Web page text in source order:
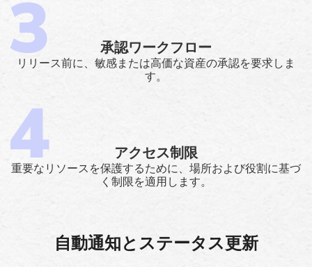
承認ワークフロー
リリース前に、敏感または高価な資産の承認を要求しま
す。
アクセス制限
重要なリソースを保護するために、場所および役割に基づ
く制限を適用します。
自動通知とステータス更新